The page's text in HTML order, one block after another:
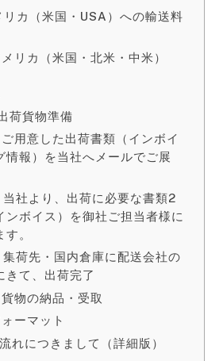
リカ（米国・USA）への輸送料
リカ（米国・北米・中米）
荷貨物準備
用意した出荷書類（インボイ
情報）を当社へメールでご展
社より、出荷に必要な書類2
ンボイス）を御社ご担当者様に
。
荷先・国内倉庫に配送会社の
きて、出荷完了
物の納品・受取
ーマット
れにつきまして（詳細版）